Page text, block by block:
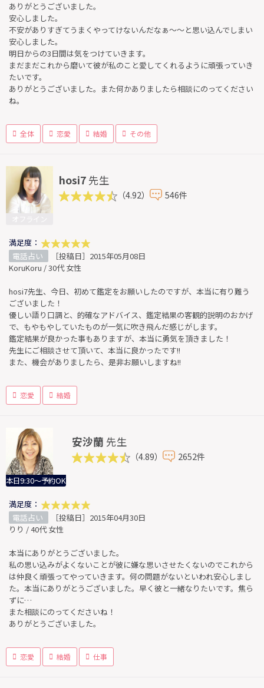
ありがとうございました。
安心しました。
不安がありすぎてうまくやってけないんだなぁ～～と思い込んでしまい
安心しました。
明日からの3日間は気をつけていきます。
まだまだこれから磨いて彼が私のこと愛してくれるように頑張っていき
たいです。
ありがとうございました。また何かありましたら相談にのってください
ね。
全体 恋愛 結婚 その他
hosi7 先生
（4.92） 546件
満足度：
電話占い
［投稿日］2015年05月08日
KoruKoru / 30代 女性
hosi7先生、今日、初めて鑑定をお願いしたのですが、本当に有り難う
ございました！
優しい語り口調と、的確なアドバイス、鑑定結果の客観的説明のおかげ
で、もやもやしていたものが一気に吹き飛んだ感じがします。
鑑定結果が良かった事もありますが、本当に勇気を頂きました！
先生にご相談させて頂いて、本当に良かったです!!
また、機会がありましたら、是非お願いしますね!!
恋愛 結婚
本日9:30～予約OK
安沙蘭 先生
（4.89） 2652件
満足度：
電話占い
［投稿日］2015年04月30日
りり / 40代 女性
本当にありがとうございました。
私の思い込みがよくないことが彼に嫌な思いさせたくないのでこれから
は仲良く頑張ってやっていきます。何の問題がないといわれ安心しまし
た。本当にありがとうございました。早く彼と一緒なりたいです。焦ら
ずに…
また相談にのってくださいね！
ありがとうございました。
恋愛 結婚 仕事